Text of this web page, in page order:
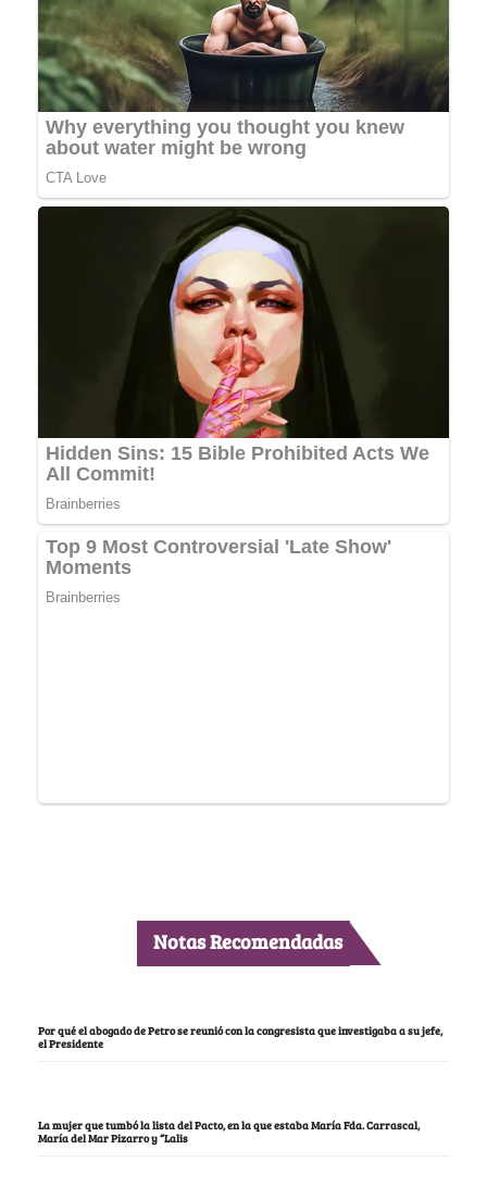
Notas Recomendadas
Por qué el abogado de Petro se reunió con la congresista que investigaba a su jefe,
el Presidente
La mujer que tumbó la lista del Pacto, en la que estaba María Fda. Carrascal,
María del Mar Pizarro y “Lalis